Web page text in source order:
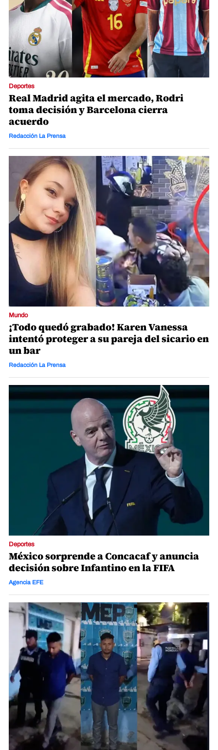
Deportes
Real Madrid agita el mercado, Rodri
toma decisión y Barcelona cierra
acuerdo
Redacción La Prensa
Mundo
¡Todo quedó grabado! Karen Vanessa
intentó proteger a su pareja del sicario en
un bar
Redacción La Prensa
Deportes
México sorprende a Concacaf y anuncia
decisión sobre Infantino en la FIFA
Agencia EFE